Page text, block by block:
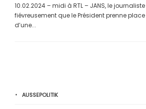
10.02.2024 – midi à RTL – JANS, le
fiévreusement que le Président prenne
d’une...
AUSSEPOLITIK